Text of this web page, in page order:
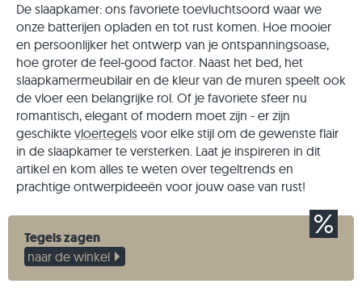
De slaapkamer: ons favoriete toevluchtsoord waar we
onze batterijen opladen en tot rust komen. Hoe mooier
en persoonlijker het ontwerp van je ontspanningsoase,
hoe groter de feel-good factor. Naast het bed, het
slaapkamermeubilair en de kleur van de muren speelt ook
de vloer een belangrijke rol. Of je favoriete sfeer nu
romantisch, elegant of modern moet zijn - er zijn
geschikte vloertegels voor elke stijl om de gewenste flair
in de slaapkamer te versterken. Laat je inspireren in dit
artikel en kom alles te weten over tegeltrends en
prachtige ontwerpideeën voor jouw oase van rust!
Tegels zagen
naar de winkel